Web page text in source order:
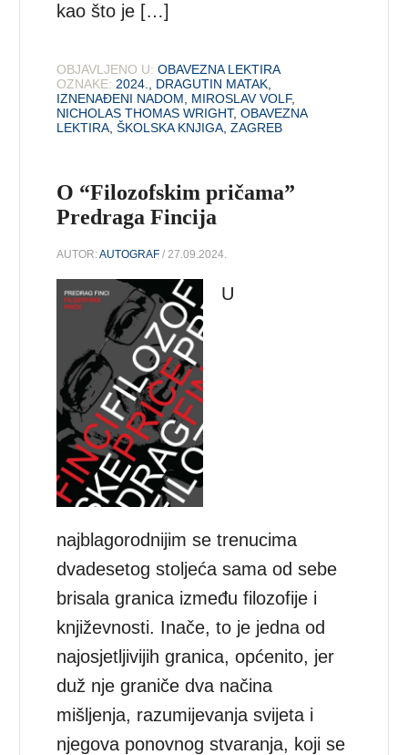
kao što je […]
OBJAVLJENO U: OBAVEZNA LEKTIRA
OZNAKE: 2024. DRAGUTIN MATAK
IZNENAĐENI NADOM
MIROSLAV VOLF,
NICHOLAS THOMAS WRIGHT,OBAVEZNA
LEKTIRA ,ŠKOLSKA KNJIGA ,ZAGREB
O “Filozofskim pričama”
Predraga Fincija
AUTOR:AUTOGRAF / 27.09.2024.
U
najblagorodnijim se trenucima
dvadesetog stoljeća sama od sebe
brisala granica između filozofije i
književnosti. Inače, to je jedna od
najosjetljivijih granica, općenito, jer
duž nje graniče dva načina
mišljenja, razumijevanja svijeta i
njegova ponovnog stvaranja, koji se